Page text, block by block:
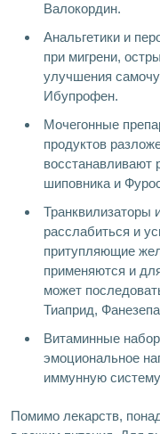
Валокордин.
Анальгетики и
при мигрени,
улучшения
Ибупрофен.
Мочегонные
продуктов
восстанавливают
шиповника и
Транквилизаторы
расслабиться и
притупляющие
применяются и
может
Тиаприд,
Витаминные
эмоциональное
иммунную
Помимо лекарств,